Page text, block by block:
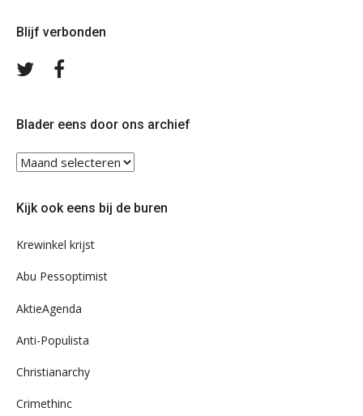
Blijf verbonden
Volg
Blader eens door ons archief
Blader
ons
Kijk ook eens bij de buren
Krewinkel krijst
Abu Pessoptimist
AktieAgenda
Anti-Populista
Christianarchy
Crimethinc